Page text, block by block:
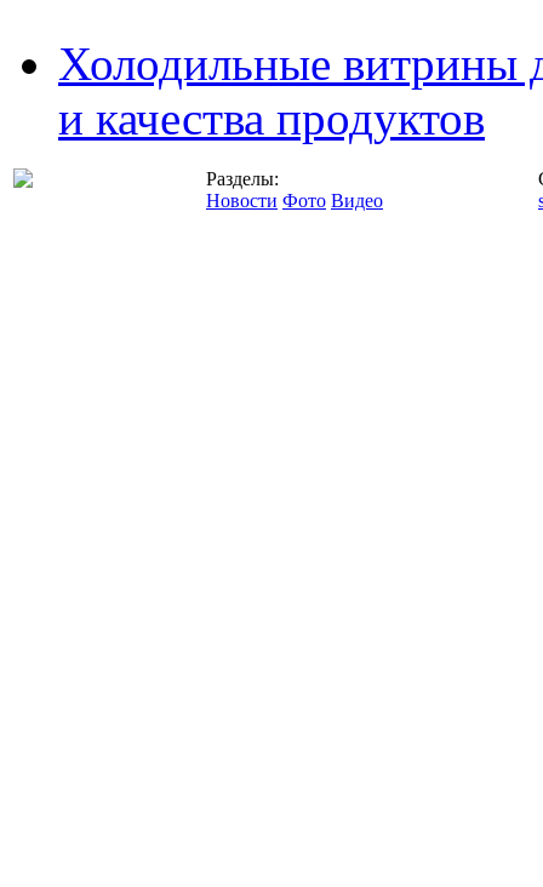
Холодильные витрины
и качества продуктов
Разделы:
Новости Фото Видео